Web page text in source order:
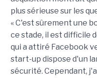
plus sérieuse sur les
« C'est sûrement une
ce stade, il est difficile
qui a attiré Facebook
start-up dispose d'un
sécurité. Cependant,